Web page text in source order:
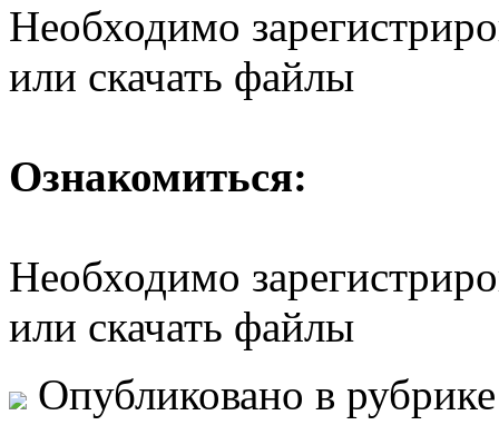
Необходимо
или скачать файлы
Ознакомиться:
Необходимо
или скачать файлы
Опубликовано в